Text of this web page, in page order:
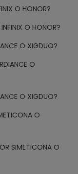
O HONOR?
O HONOR?
O XIGDUO?
O
O XIGDUO?
O
SIMETICONA O